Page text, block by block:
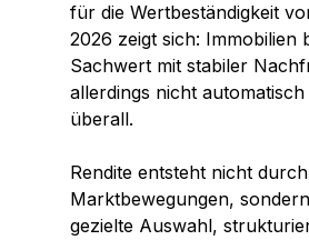
für die Wertbeständigkeit
2026 zeigt sich: Immobilien
Sachwert mit stabiler
allerdings nicht
überall.
Rendite entsteht nicht
Marktbewegungen,
gezielte Auswahl,